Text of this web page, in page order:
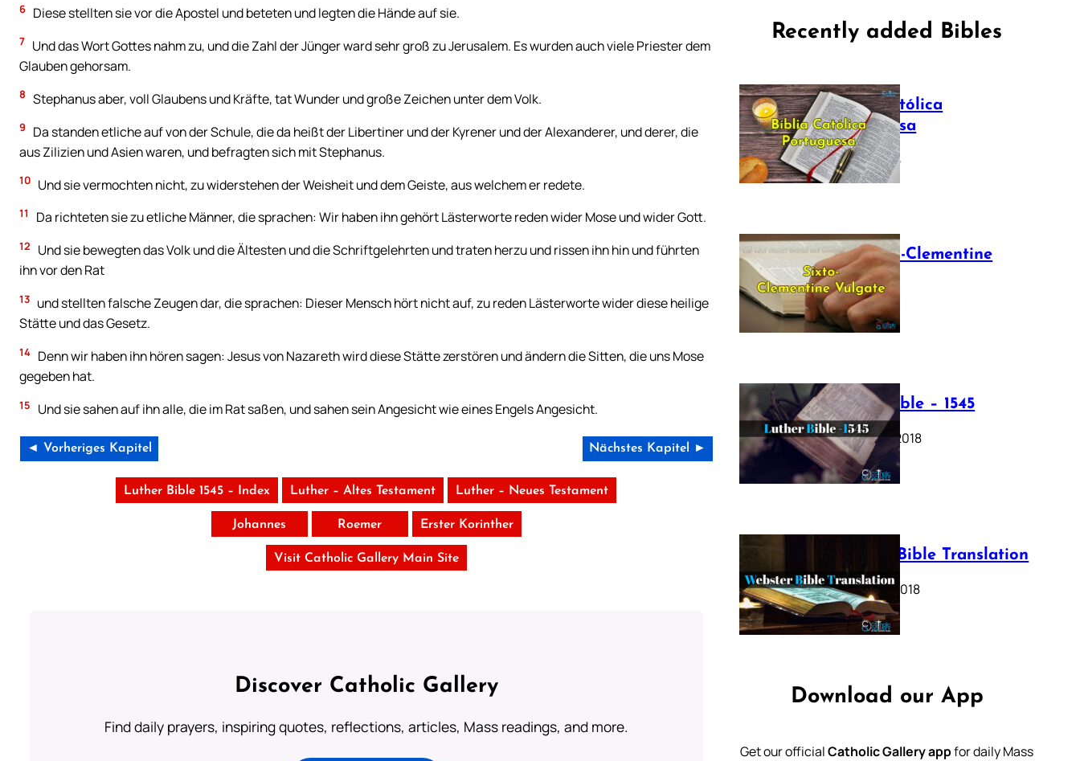
6 Diese stellten sie vor die Apostel und beteten und legten die Hände auf sie.
7 Und das Wort Gottes nahm zu, und die Zahl der Jünger ward sehr groß zu Jerusalem. Es wurden auch viele Priester dem
Glauben gehorsam.
8 Stephanus aber, voll Glaubens und Kräfte, tat Wunder und große Zeichen unter dem Volk.
9
Da standen etliche auf von der Schule, die da heißt der Libertiner und der Kyrener und der Alexanderer, und derer, die
aus Zilizien und Asien waren, und befragten sich mit Stephanus.
10 Und sie vermochten nicht, zu widerstehen der Weisheit und dem Geiste, aus welchem er redete.
11 Da richteten sie zu etliche Männer, die sprachen: Wir haben ihn gehört Lästerworte reden wider Mose und wider Gott.
12
Und sie bewegten das Volk und die Ältesten und die Schriftgelehrten und traten herzu und rissen ihn hin und führten
ihn vor den Rat
13 und stellten falsche Zeugen dar, die sprachen: Dieser Mensch hört nicht auf, zu reden Lästerworte wider diese heilige
Stätte und das Gesetz.
14 Denn wir haben ihn hören sagen: Jesus von Nazareth wird diese Stätte zerstören und ändern die Sitten, die uns Mose
gegeben hat.
15 Und sie sahen auf ihn alle, die im Rat saßen, und sahen sein Angesicht wie eines Engels Angesicht.
◄ Vorheriges Kapitel Nächstes Kapitel ►
Luther Bible 1545 – Index Luther – Altes Testament Luther – Neues Testament
Johannes Roemer Erster Korinther
Visit Catholic Gallery Main Site
Discover Catholic Gallery
Find daily prayers, inspiring quotes, reflections, articles, Mass readings, and more.
Recently added Bibles
Bíblia Católica
Portuguesa
July 16, 2025
The Sixto-Clementine
Vulgate
July 12, 2025
Luther Bible – 1545
October 17, 2018
Webster Bible Translation
October 11, 2018
Download our App
Get our officialCatholic Gallery appfor daily Mass